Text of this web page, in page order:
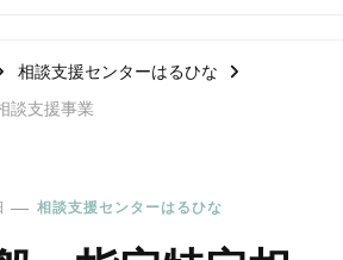
相談支援センターはるひな
談支援事業
相談支援センターはるひな